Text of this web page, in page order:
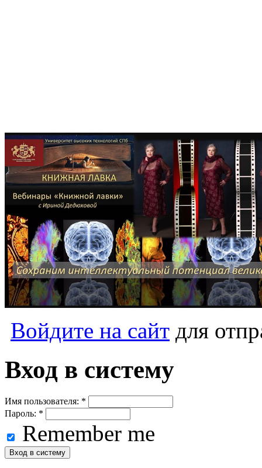
Войдите на сайт для
Вход в систему
Имя пользователя: *
Пароль: *
Remember me